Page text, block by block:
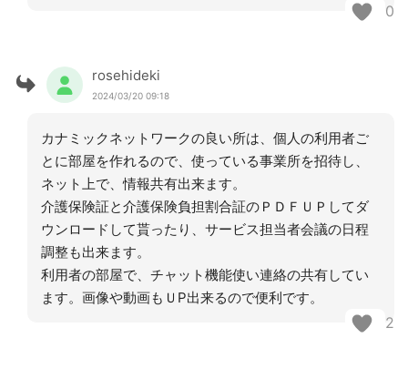
0
rosehideki
2024/03/20 09:18
カナミックネットワークの良い所は、個人の利用者ご
とに部屋を作れるので、使っている事業所を招待し、
ネット上で、情報共有出来ます。
介護保険証と介護保険負担割合証のＰＤＦＵＰしてダ
ウンロードして貰ったり、サービス担当者会議の日程
調整も出来ます。
利用者の部屋で、チャット機能使い連絡の共有してい
ます。画像や動画もＵP出来るので便利です。
2